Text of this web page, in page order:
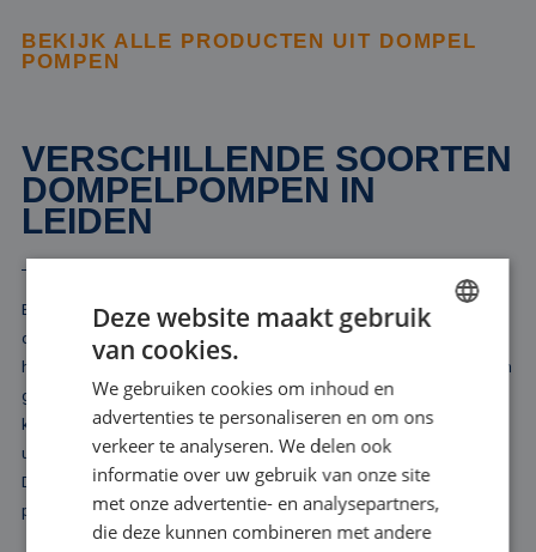
BEKIJK ALLE PRODUCTEN UIT DOMPEL
POMPEN
VERSCHILLENDE SOORTEN
DOMPELPOMPEN IN
LEIDEN
Bij Rental Pumps bieden we u een breed scala aan dompelpompen
die geschikt zijn voor diverse toepassingen in Leiden. In onze
huurvloot vindt u uitsluitend elektrische dompelpompen, variërend in
grootte en capaciteit. Onze selectie omvat modellen die vanaf 10
kubieke meter water per uur kunnen verplaatsen tot krachtige
uitvoeringen die tot wel 10.000 kubieke meter per uur aan kunnen.
Dit ruime aanbod zorgt ervoor dat we voor elke situatie een
passende oplossing kunnen bieden.
ENGLISH
Deze website maakt gebruik
van cookies.
We gebruiken cookies om inhoud en
advertenties te personaliseren en om ons
verkeer te analyseren. We delen ook
informatie over uw gebruik van onze site
met onze advertentie- en analysepartners,
die deze kunnen combineren met andere